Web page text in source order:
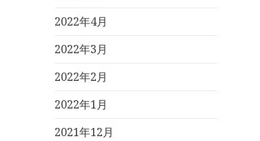
2022年4月
2022年3月
2022年2月
2022年1月
2021年12月